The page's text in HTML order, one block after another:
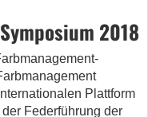
2018
Plattform
Federführung der